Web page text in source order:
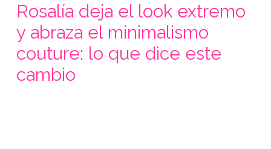
Rosalía deja el look extremo
y abraza el minimalismo
couture: lo que dice este
cambio